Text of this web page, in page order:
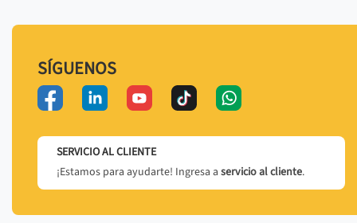
SÍGUENOS
SERVICIO AL CLIENTE
¡Estamos para ayudarte! Ingresa a servicio al cliente.